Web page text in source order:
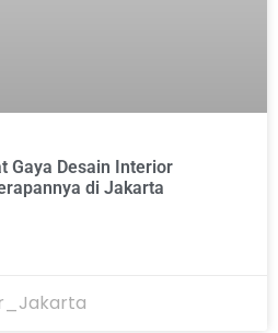
Gaya Desain Interior
di Jakarta